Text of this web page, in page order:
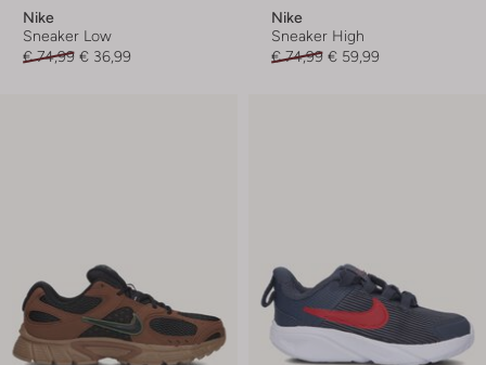
Nike
Sneaker Low
€ 74,99 € 36,99
Nike
Sneaker High
€ 74,99 € 59,99